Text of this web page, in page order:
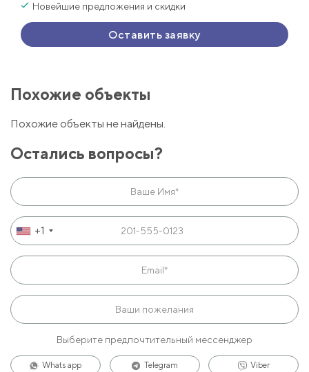
Новейшие предложения и скидки
Оставить заявку
Похожие объекты
Похожие объекты не найдены.
Остались вопросы?
+1
Выберите предпочтительный мессенджер
Whats app Telegram Viber